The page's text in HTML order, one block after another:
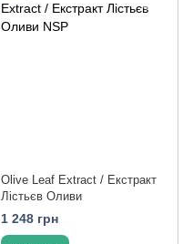
Olive Leaf Extract / Екстракт
Лістьєв Оливи
1 248 грн